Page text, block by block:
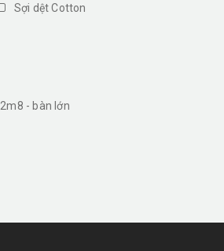
Sợi dệt Cotton
2m8 - bàn lớn